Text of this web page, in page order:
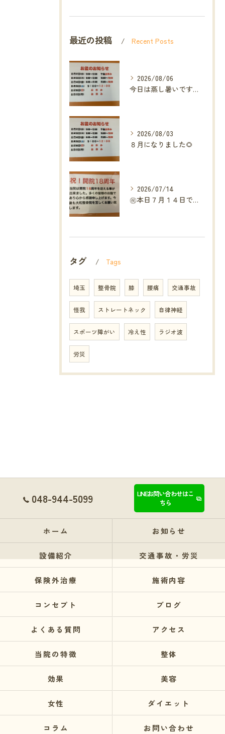
最近の投稿 Recent Posts
2026/08/06
今日は蒸し暑いですね🥵ありがたい事に今年の草加市は
2026/08/03
８月になりました🌻
2026/07/14
㊗️本日７月１４日で当院は開院１８周年となりました🎉
タグ Tags
埼玉 整骨院 膝 腰痛 交通事故
怪我 ストレートネック 自律神経
スポーツ障がい 冷え性 ラジオ波
労災
048-944-5099
LINEお問い合わせはこ
ちら
ホーム お知らせ
設備紹介 交通事故・労災
保険外治療 施術内容
コンセプト ブログ
よくある質問 アクセス
当院の特徴 整体
効果 美容
女性 ダイエット
コラム お問い合わせ